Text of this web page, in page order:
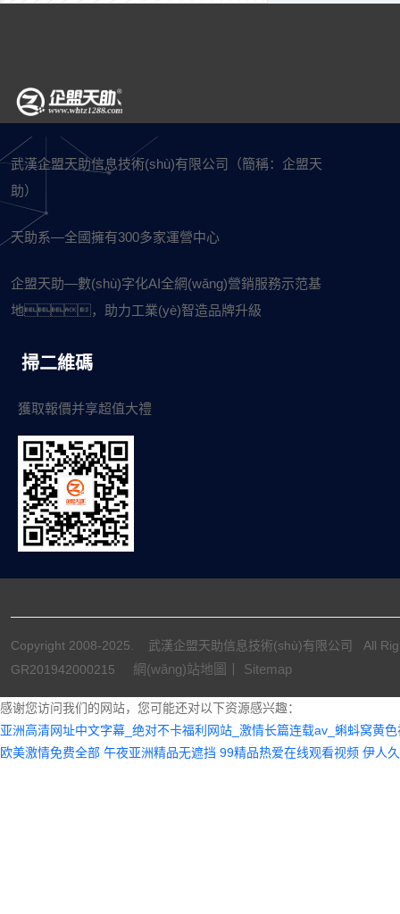
武漢企盟天助信息技術(shù)有限公司（簡稱：企盟天
助）
天助系—全國擁有300多家運營中心
企盟天助—數(shù)字化AI全網(wǎng)營銷服務示范基
地，助力工業(yè)智造品牌升級
掃二維碼
獲取報價并享超值大禮
Copyright 2008-2025. 武漢企盟天助信息技術(shù)有限公司
GR201942000215 網(wǎng)站地圖丨 Sitemap
感谢您访问我们的网站，您可能还对以下资源感兴趣：
亚洲高清网址中文字幕_绝对不卡福利网站_激情长篇连载av_蝌蚪窝黄色
欧美激情免费全部 午夜亚洲精品无遮挡 99精品热爱在线观看视频 伊人